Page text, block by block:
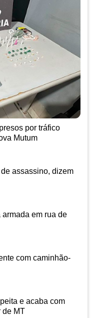
por tráfico
Mutum
assassino, dizem
em rua de
com caminhão-
e acaba com
de MT